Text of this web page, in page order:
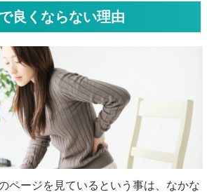
良くならない理由
ページを見ているという事は、なかな